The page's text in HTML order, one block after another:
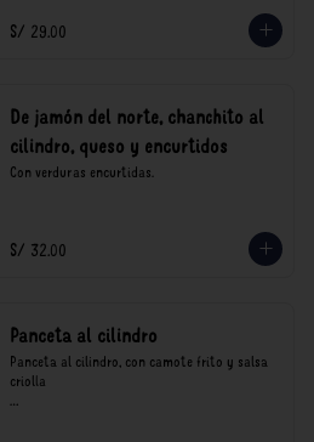
S/ 29.00
De jamón del norte, chanchito al
cilindro, queso y encurtidos
Con verduras encurtidas.
S/ 32.00
Panceta al cilindro
Panceta al cilindro, con camote frito y salsa
criolla